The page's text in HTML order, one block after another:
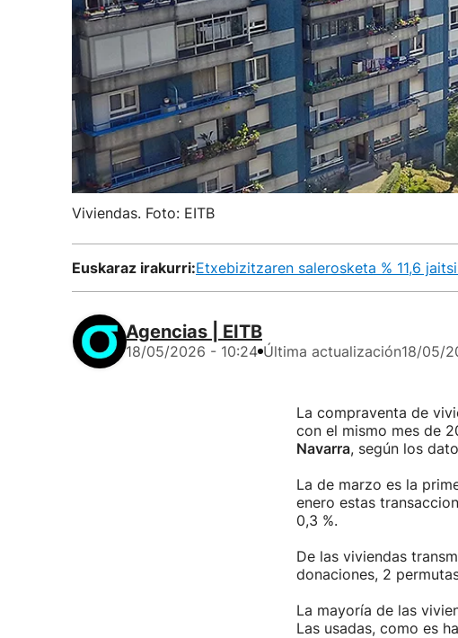
Viviendas. Foto: EITB
Euskaraz irakurri:Etxebizitzaren salerosketa % 11,6
Agencias | EITB
18/05/2026 - 10:24 Última actualización18/05/
La compraventa de
con el mismo mes de
Navarra, según los
La de marzo es la
enero estas
0,3 %.
De las viviendas
donaciones, 2
La mayoría de las
Las usadas, como es